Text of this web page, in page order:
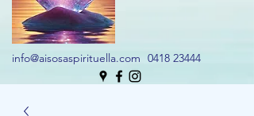
info@aisosaspirituella.com 0418 23444